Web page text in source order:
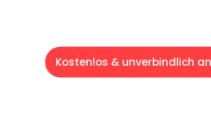
Kostenlos & unverbindlich